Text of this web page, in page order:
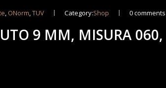
, ONorm,TUV Category:Shop 0 comments
9 MM, MISURA 060,